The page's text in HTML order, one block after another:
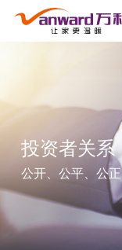
投资者关系
公开、公平、公正